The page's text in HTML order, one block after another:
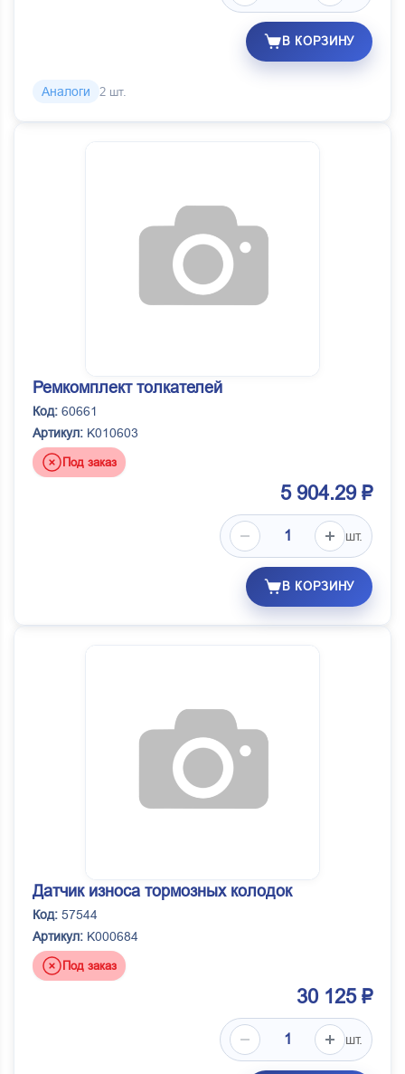
В КОРЗИНУ
Аналоги 2 шт.
Ремкомплект толкателей
Код: 60661
Артикул: K010603
Под заказ
5 904.29 ₽
шт.
В КОРЗИНУ
Датчик износа тормозных колодок
Код: 57544
Артикул: K000684
Под заказ
30 125 ₽
шт.